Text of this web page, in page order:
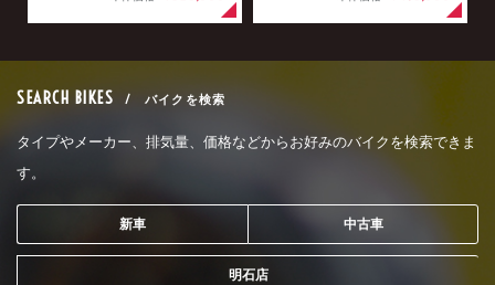
SEARCH BIKES / バイクを検索
タイプやメーカー、排気量、価格などからお好みのバイクを検索できま
す。
新車 中古車
明石店